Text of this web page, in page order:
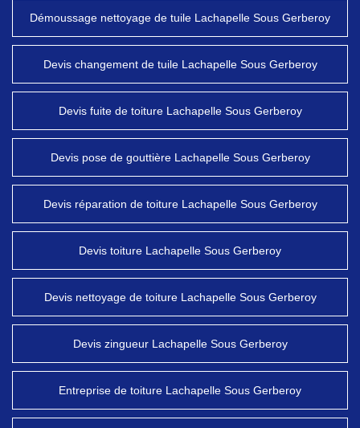
Démoussage nettoyage de tuile Lachapelle Sous Gerberoy
Devis changement de tuile Lachapelle Sous Gerberoy
Devis fuite de toiture Lachapelle Sous Gerberoy
Devis pose de gouttière Lachapelle Sous Gerberoy
Devis réparation de toiture Lachapelle Sous Gerberoy
Devis toiture Lachapelle Sous Gerberoy
Devis nettoyage de toiture Lachapelle Sous Gerberoy
Devis zingueur Lachapelle Sous Gerberoy
Entreprise de toiture Lachapelle Sous Gerberoy